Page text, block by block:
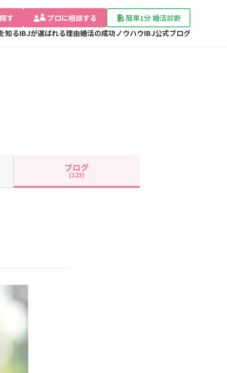
す プロに相談する
簡単1分 婚活診断
知るIBJが選ばれる理由婚活の成功ノウハウIBJ公式ブログ
ブログ
(123)